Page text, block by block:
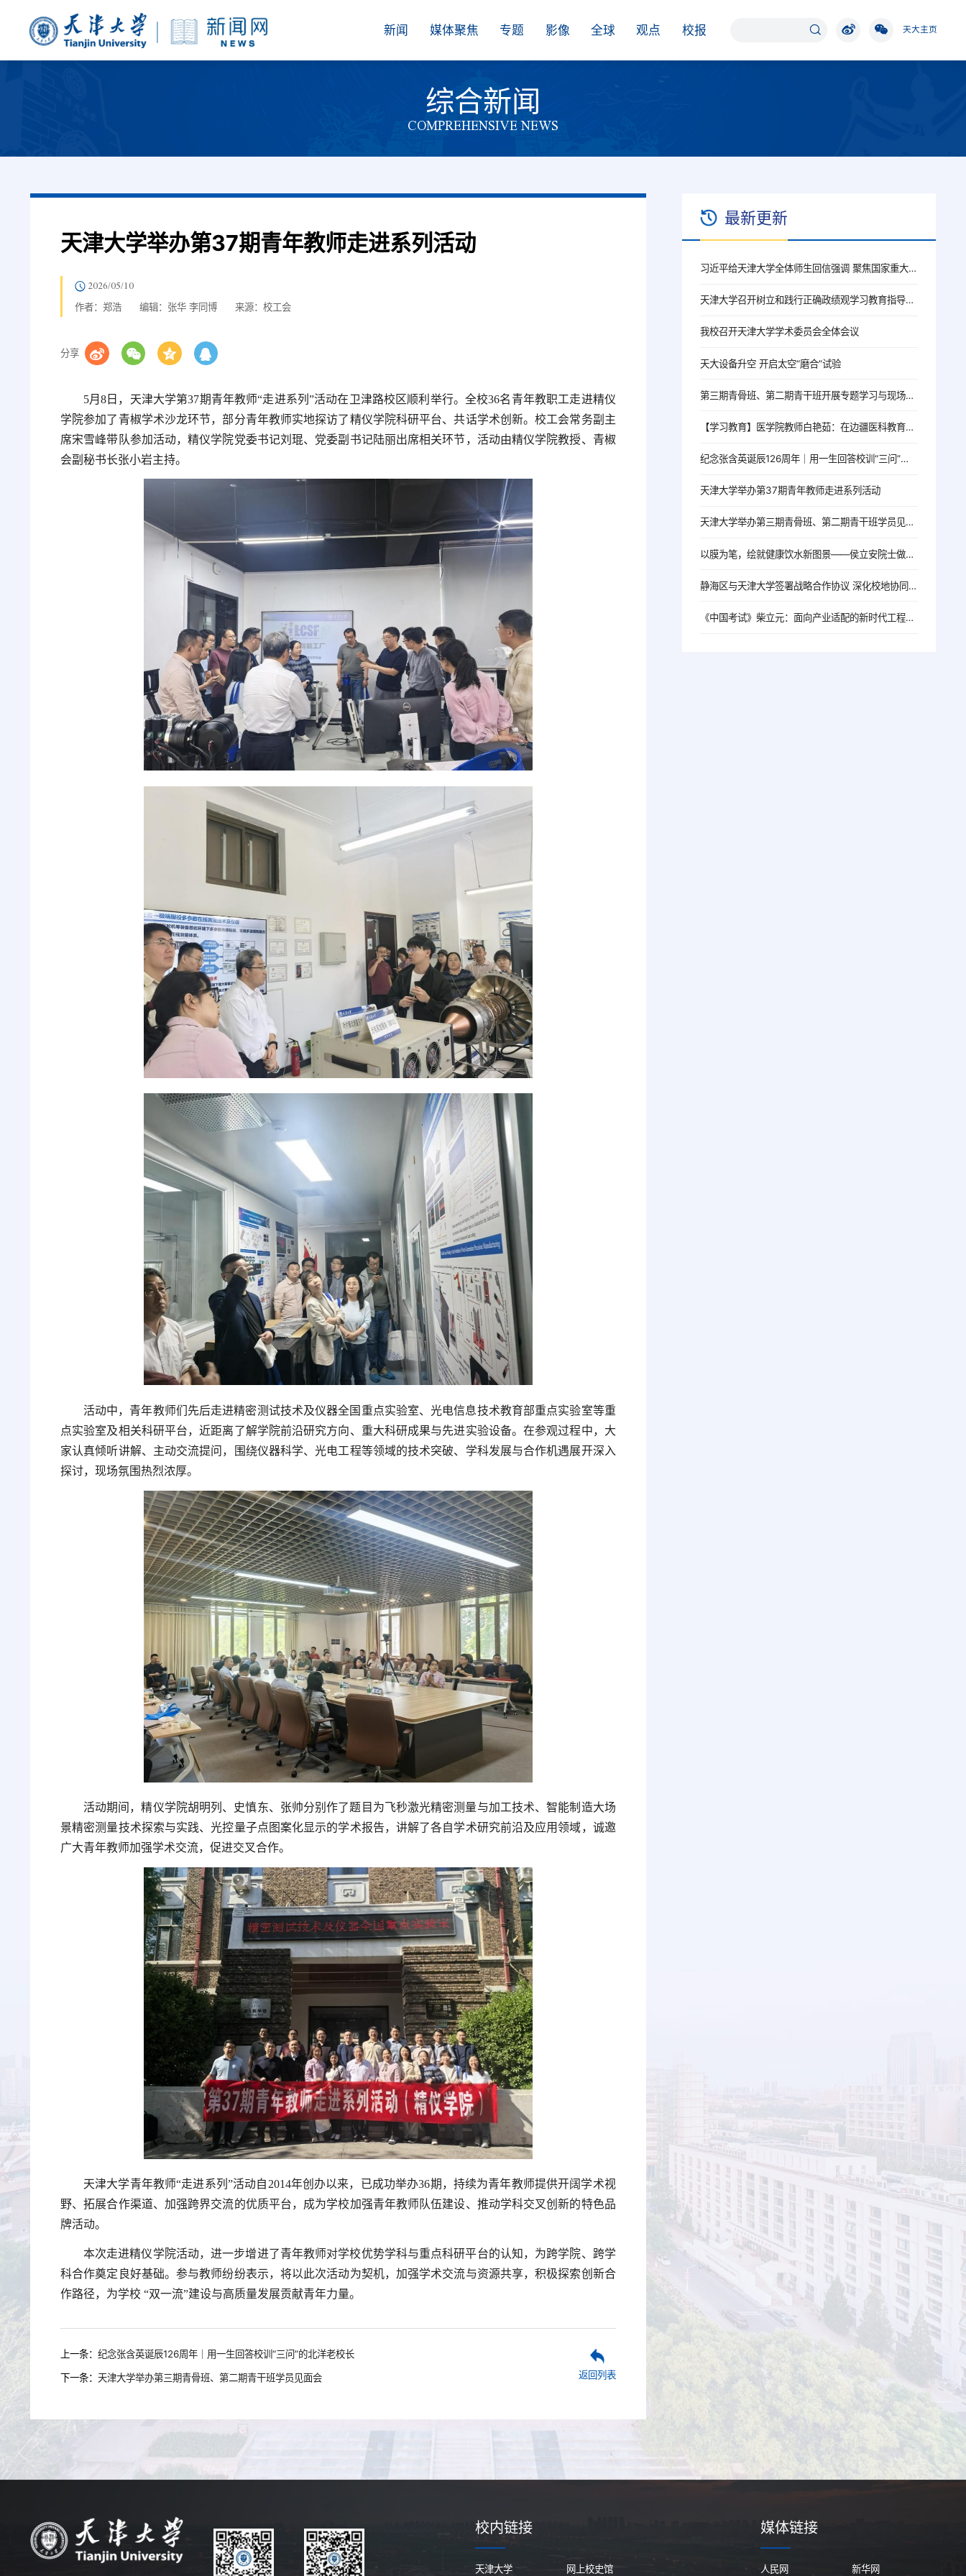
新闻 媒体聚焦 专题 影像 全球 观点 校报 天大主页
综合新闻
COMPREHENSIVE NEWS
天津大学举办第37期青年教师走进系列活动
2026/05/10
作者：郑浩 编辑：张华 李同博 来源：校工会
分享
5月8日，天津大学第37期青年教师“走进系列”活动在卫津路校区顺利举行。全校36名青年教职工走进精仪
学院参加了青椒学术沙龙环节，部分青年教师实地探访了精仪学院科研平台、共话学术创新。校工会常务副主
席宋雪峰带队参加活动，精仪学院党委书记刘琨、党委副书记陆丽出席相关环节，活动由精仪学院教授、青椒
会副秘书长张小岩主持。
活动中，青年教师们先后走进精密测试技术及仪器全国重点实验室、光电信息技术教育部重点实验室等重
点实验室及相关科研平台，近距离了解学院前沿研究方向、重大科研成果与先进实验设备。在参观过程中，大
家认真倾听讲解、主动交流提问，围绕仪器科学、光电工程等领域的技术突破、学科发展与合作机遇展开深入
探讨，现场氛围热烈浓厚。
活动期间，精仪学院胡明列、史慎东、张帅分别作了题目为飞秒激光精密测量与加工技术、智能制造大场
景精密测量技术探索与实践、光控量子点图案化显示的学术报告，讲解了各自学术研究前沿及应用领域，诚邀
广大青年教师加强学术交流，促进交叉合作。
天津大学青年教师“走进系列”活动自2014年创办以来，已成功举办36期，持续为青年教师提供开阔学术视
野、拓展合作渠道、加强跨界交流的优质平台，成为学校加强青年教师队伍建设、推动学科交叉创新的特色品
牌活动。
本次走进精仪学院活动，进一步增进了青年教师对学校优势学科与重点科研平台的认知，为跨学院、跨学
科合作奠定良好基础。参与教师纷纷表示，将以此次活动为契机，加强学术交流与资源共享，积极探索创新合
作路径，为学校 “双一流”建设与高质量发展贡献青年力量。
上一条： 纪念张含英诞辰126周年｜用一生回答校训“三问”的北洋老校长
下一条： 天津大学举办第三期青骨班、第二期青干班学员见面会 返回列表
最新更新
习近平给天津大学全体师生回信强调 聚焦国家重大战略需求提高人才培养质量 更好服务经济社会发展
天津大学召开树立和践行正确政绩观学习教育指导督导工作推进会
我校召开天津大学学术委员会全体会议
天大设备升空 开启太空“磨合”试验
第三期青骨班、第二期青干班开展专题学习与现场教学活动
【学习教育】医学院教师白艳茹：在边疆医科教育一线践行育人初心
纪念张含英诞辰126周年｜用一生回答校训“三问”的北洋老校长
天津大学举办第37期青年教师走进系列活动
天津大学举办第三期青骨班、第二期青干班学员见面会
以膜为笔，绘就健康饮水新图景——侯立安院士做客院士大讲堂
静海区与天津大学签署战略合作协议 深化校地协同 共启发展新篇
《中国考试》柴立元：面向产业适配的新时代工程人才培养改革探索——以天津大学为例
校内链接
天津大学 网上校史馆
媒体链接
人民网 新华网